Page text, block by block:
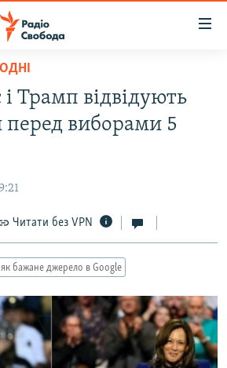
Трамп відвідують
перед виборами 5
Читати без VPN
бажане джерело в Google